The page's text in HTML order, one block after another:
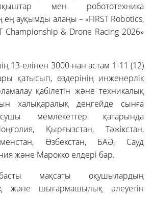
мен робототехника
ауқымды алаңы – «FIRST Robotics,
Championship & Drone Racing 2026»
13-елінен 3000-нан астам 1-11 (12)
қатысып, өздерінің инженерлік
қабілетін және техникалық
халықаралық деңгейде сынға
мемлекеттер қатарында
Қырғызстан, Тәжікстан,
Өзбекстан, БАӘ, Сауд
және Марокко елдері бар.
мақсаты оқушылардың
және шығармашылық әлеуетін